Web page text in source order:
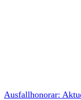
Ausfallhonorar: